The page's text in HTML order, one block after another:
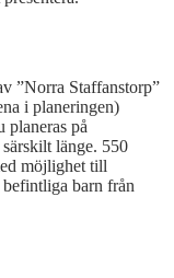
”Norra Staffanstorp”
i planeringen)
planeras på
länge. 550
möjlighet till
barn från